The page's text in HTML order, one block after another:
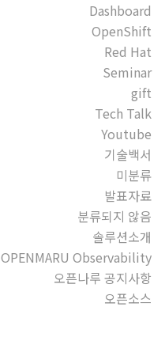
Dashboard
OpenShift
Red Hat
Seminar
gift
Tech Talk
Youtube
기술백서
미분류
발표자료
분류되지 않음
솔루션소개
OPENMARU Observability
오픈나루 공지사항
오픈소스